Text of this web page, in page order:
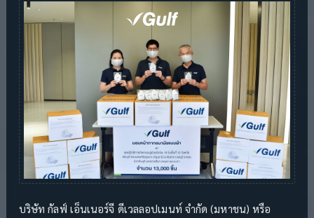
บริษัท กัลฟ์ เอ็นเนอร์จี ดีเวลลอปเมนท์ จำกัด (มหาชน) หรือ